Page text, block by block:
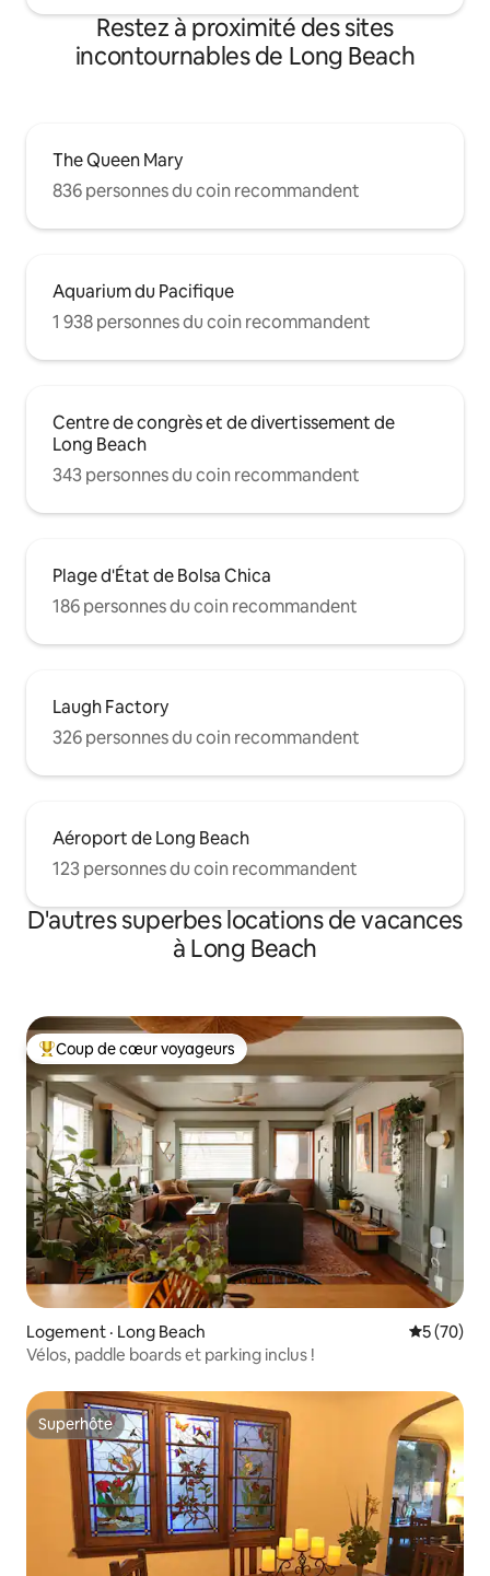
Restez à proximité des sites
incontournables de Long Beach
The Queen Mary
836 personnes du coin recommandent
Aquarium du Pacifique
1 938 personnes du coin recommandent
Centre de congrès et de divertissement de
Long Beach
343 personnes du coin recommandent
Plage d'État de Bolsa Chica
186 personnes du coin recommandent
Laugh Factory
326 personnes du coin recommandent
Aéroport de Long Beach
123 personnes du coin recommandent
D'autres superbes locations de vacances
à Long Beach
Coup de cœur voyageurs parmi les plus aimés
Coup de cœur voyageurs
Logement · Long Beach Note
5 (70)
Vélos, paddle boards et parking inclus !
Superhôte
Superhôte